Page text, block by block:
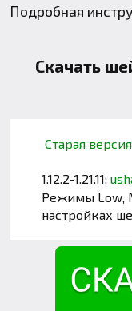
Подробная
Скачать
Старая версия
1.12.2-1.21.11:
Режимы Low,
настройках